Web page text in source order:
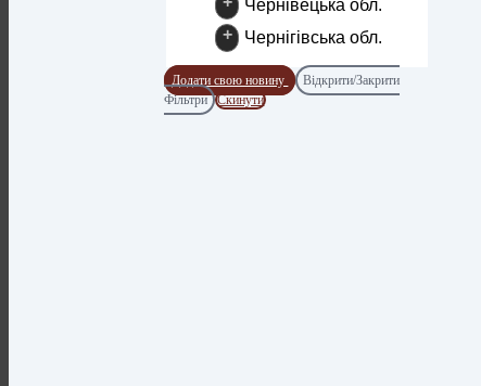
Чернівецька обл.
+
Чернігівська обл.
Додати свою новину
Відкрити/Закрити
Фільтри
Скинути